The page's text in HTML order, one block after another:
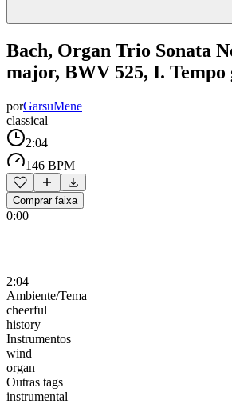
Bach, Organ Trio Sonata
major, BWV 525, I. Tempo
porGarsuMene
classical
2:04
146 BPM
Comprar faixa
0:00
2:04
Ambiente/Tema
cheerful
history
Instrumentos
wind
organ
Outras tags
instrumental